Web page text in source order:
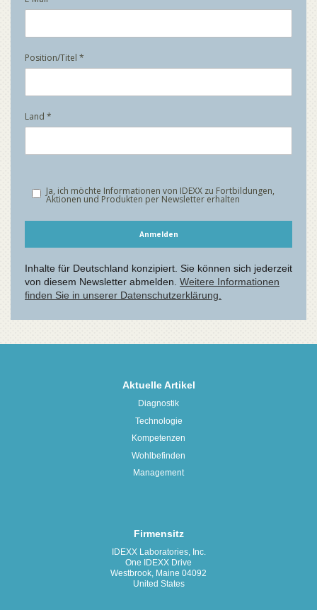
Aktuelle Artikel
Diagnostik
Technologie
Kompetenzen
Wohlbefinden
Management
Firmensitz
IDEXX Laboratories, Inc.
One IDEXX Drive
Westbrook, Maine 04092
United States